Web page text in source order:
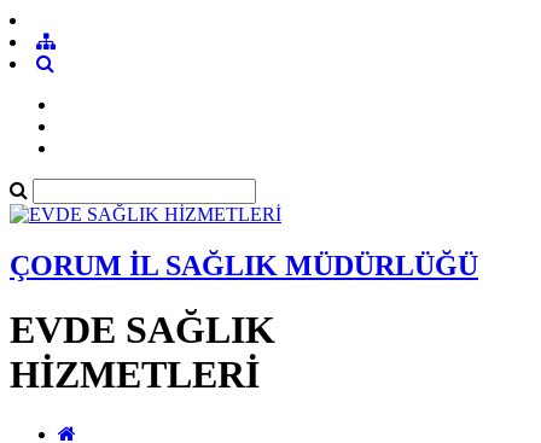
ÇORUM İL SAĞLIK MÜDÜRLÜĞÜ
EVDE SAĞLIK
HİZMETLERİ